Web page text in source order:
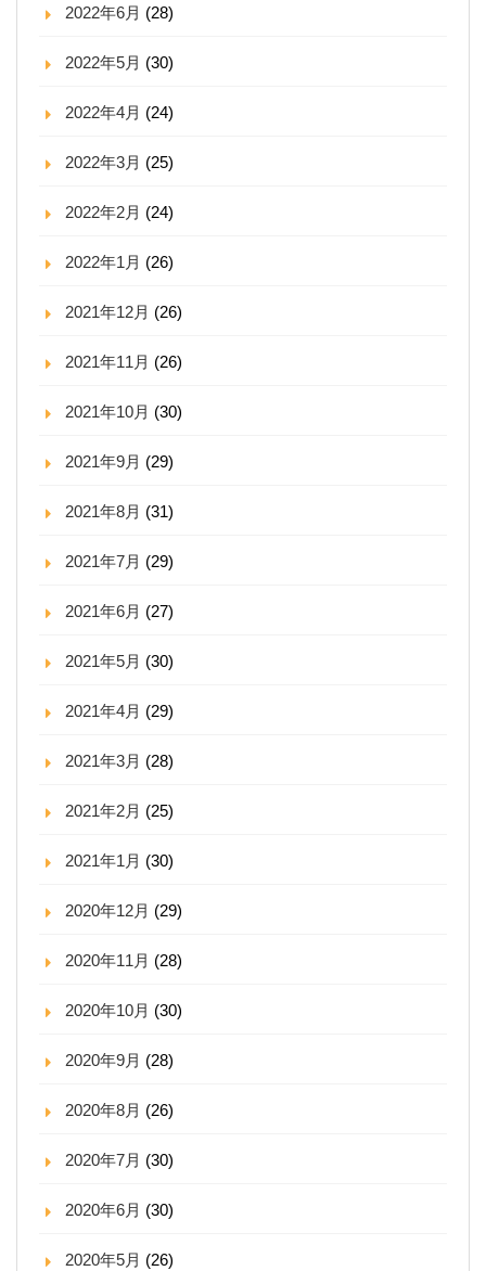
2022年6月 (28)
2022年5月 (30)
2022年4月 (24)
2022年3月 (25)
2022年2月 (24)
2022年1月 (26)
2021年12月 (26)
2021年11月 (26)
2021年10月 (30)
2021年9月 (29)
2021年8月 (31)
2021年7月 (29)
2021年6月 (27)
2021年5月 (30)
2021年4月 (29)
2021年3月 (28)
2021年2月 (25)
2021年1月 (30)
2020年12月 (29)
2020年11月 (28)
2020年10月 (30)
2020年9月 (28)
2020年8月 (26)
2020年7月 (30)
2020年6月 (30)
2020年5月 (26)